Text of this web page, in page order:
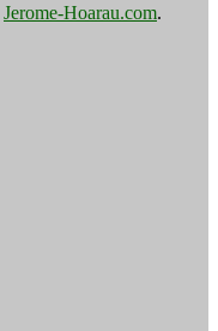
Jerome-Hoarau.com.